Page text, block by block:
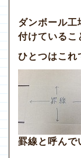
ダンボール工
付けているこ
ひとつはこれ
罫線と呼んで